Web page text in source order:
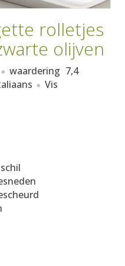
rolletjes
olijven
waardering 7,4
Vis